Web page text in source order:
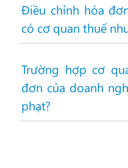
Điều chỉnh hóa
có cơ quan thuế
Trường hợp cơ
đơn của doanh
phạt?